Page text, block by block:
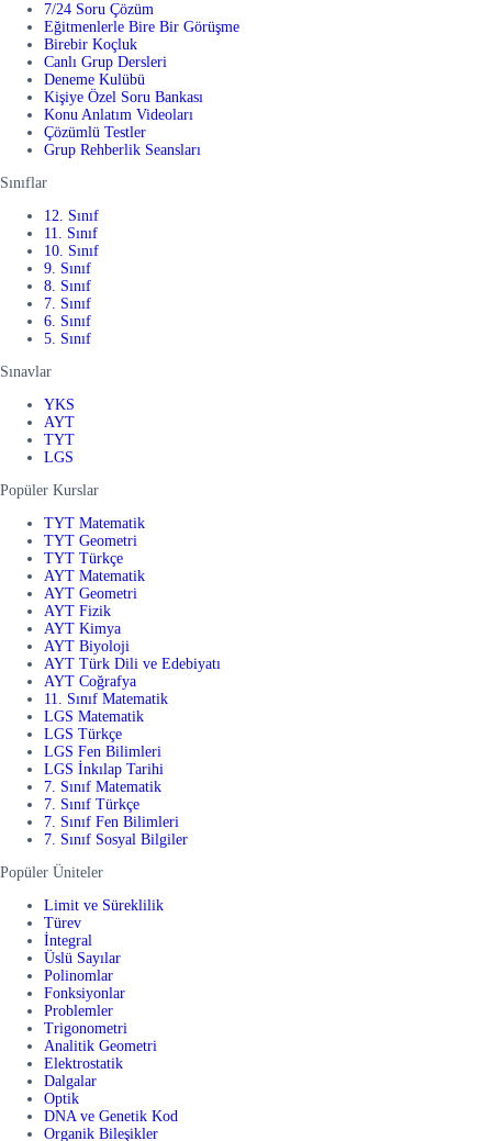
7/24 Soru Çözüm
Eğitmenlerle Bire Bir Görüşme
Birebir Koçluk
Canlı Grup Dersleri
Deneme Kulübü
Kişiye Özel Soru Bankası
Konu Anlatım Videoları
Çözümlü Testler
Grup Rehberlik Seansları
Sınıflar
12. Sınıf
11. Sınıf
10. Sınıf
9. Sınıf
8. Sınıf
7. Sınıf
6. Sınıf
5. Sınıf
Sınavlar
YKS
AYT
TYT
LGS
Popüler Kurslar
TYT Matematik
TYT Geometri
TYT Türkçe
AYT Matematik
AYT Geometri
AYT Fizik
AYT Kimya
AYT Biyoloji
AYT Türk Dili ve Edebiyatı
AYT Coğrafya
11. Sınıf Matematik
LGS Matematik
LGS Türkçe
LGS Fen Bilimleri
LGS İnkılap Tarihi
7. Sınıf Matematik
7. Sınıf Türkçe
7. Sınıf Fen Bilimleri
7. Sınıf Sosyal Bilgiler
Popüler Üniteler
Limit ve Süreklilik
Türev
İntegral
Üslü Sayılar
Polinomlar
Fonksiyonlar
Problemler
Trigonometri
Analitik Geometri
Elektrostatik
Dalgalar
Optik
DNA ve Genetik Kod
Organik Bileşikler